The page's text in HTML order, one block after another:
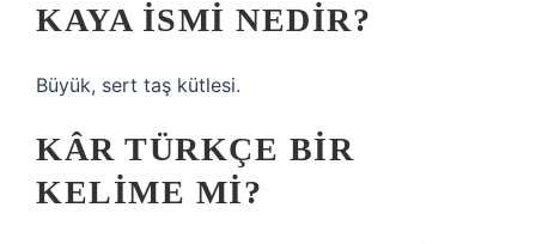
KAYA ISMI NEDIR?
Büyük, sert taş kütlesi.
KÂR TÜRKÇE BIR
KELIME MI?